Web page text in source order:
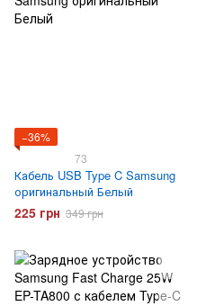
−36%
73
Кабель USB Type C Samsung
оригинальный Белый
225 грн 349 грн